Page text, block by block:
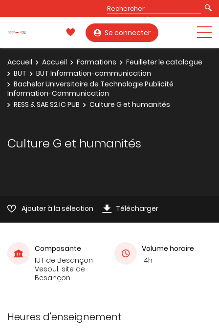
Se connecter
Accueil Accueil Formations
Feuilleter le catalogue
BUT
BUT Information-communication
Bachelor Universitaire de Technologie Publicité
Information-Communication
RESS & SAE S2 IC PUB
Culture G et humanités
Culture G et humanités
Ajouter à la sélection Télécharger
Composante
IUT de Besançon-
Vesoul, site de
Besançon
Volume horaire
14h
Heures d'enseignement